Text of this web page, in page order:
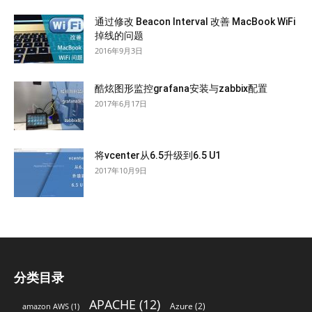
通过修改 Beacon Interval 改善 MacBook WiFi
掉线的问题
2016年9月3日
酷炫图形监控grafana安装与zabbix配置
2017年6月17日
将vcenter从6.5升级到6.5 U1
2017年10月9日
分类目录
amazon AWS (1) APACHE (12) Azure (2)